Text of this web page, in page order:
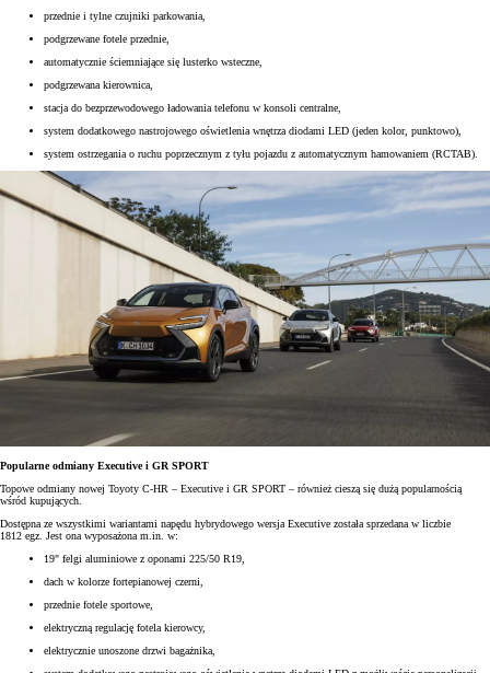
przednie i tylne czujniki parkowania,
podgrzewane fotele przednie,
automatycznie ściemniające się lusterko wsteczne,
podgrzewana kierownica,
stacja do bezprzewodowego ładowania telefonu w konsoli centralne,
system dodatkowego nastrojowego oświetlenia wnętrza diodami LED (jeden kolor, punktowo),
system ostrzegania o ruchu poprzecznym z tyłu pojazdu z automatycznym hamowaniem (RCTAB).
Popularne odmiany Executive i GR SPORT
Topowe odmiany nowej Toyoty C-HR – Executive i GR SPORT – również cieszą się dużą popularnością
wśród kupujących.
Dostępna ze wszystkimi wariantami napędu hybrydowego wersja Executive została sprzedana w liczbie
1812 egz. Jest ona wyposażona m.in. w:
19" felgi aluminiowe z oponami 225/50 R19,
dach w kolorze fortepianowej czerni,
przednie fotele sportowe,
elektryczną regulację fotela kierowcy,
elektrycznie unoszone drzwi bagażnika,